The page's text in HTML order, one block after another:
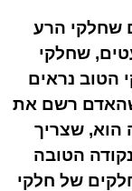
שחלקי הרע
שחלקי
הטוב נראים
רשם את
הוא, שצריך
הטובה
של חלקי